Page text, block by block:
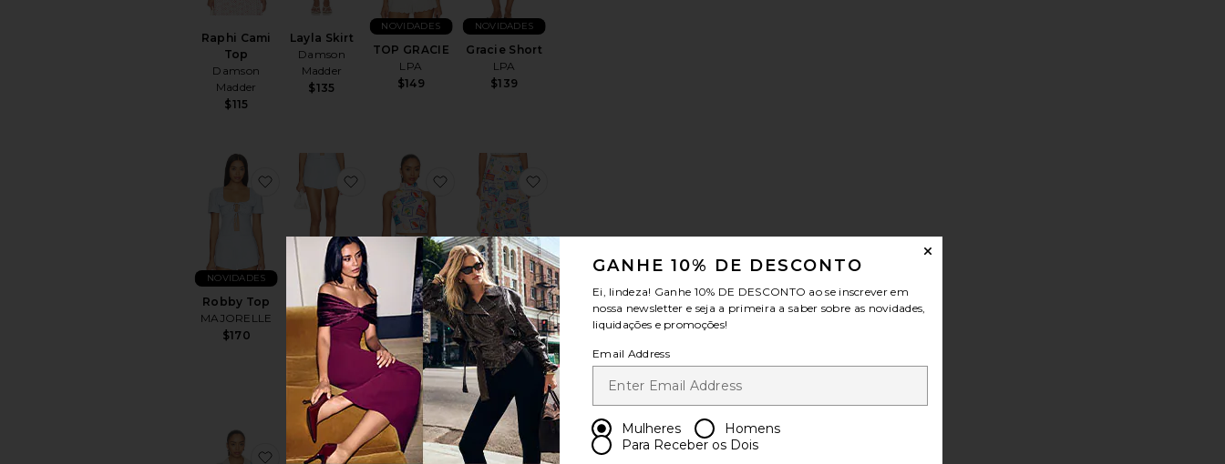
Raphi Cami
Top
Damson
Madder
$115
Layla Skirt
Damson
Madder
$135
TOP GRACIE
LPA
$149
NOVIDADES
Gracie Short
LPA
$139
NOVIDADES
Robby Top
MAJORELLE
$170
NOVIDADES
favoritoRobby Top
Ruby Mini
Short
MAJORELLE
$140
favoritoRuby Mini Short
Naelle Top
Curaae by
Elliatt
$145
favoritoNaelle Top
Naelle Maxi
Skirt
Curaae by
Elliatt
$174
favoritoStriped Cotton Jersey Rugby Pullover
favoritoStriped Cotton Jersey Shorts
favoritoKaidyn One Shoulder Flower Embroidered Top
favoritoKaidyn Flower Embroidered Midi Skirt
GANHE 10% DE DESCONTO
Ei, lindeza! Ganhe 10% DE DESCONTO ao se inscrever em
nossa newsletter e seja a primeira a saber sobre as novidades,
liquidações e promoções!
Email Address
Mulheres
Homens
Para Receber os Dois